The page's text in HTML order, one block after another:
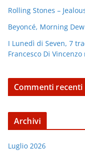
Rolling Stones –
Beyoncé, Morning Dew
I Lunedì di Seven, 7
Francesco Di
Commenti recenti
Archivi
Luglio 2026